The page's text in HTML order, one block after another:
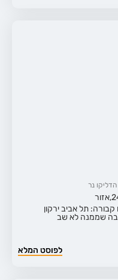
הדליקו נר
אזור
תל אביב ירקון
שממנה לא שב
לפוסט המלא